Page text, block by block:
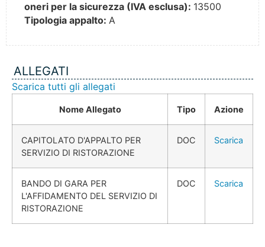
oneri per la sicurezza (IVA esclusa): 13500
Tipologia appalto: A
ALLEGATI
Scarica tutti gli allegati
Nome Allegato Tipo Azione
CAPITOLATO D'APPALTO PER
SERVIZIO DI RISTORAZIONE
DOC Scarica
BANDO DI GARA PER
L'AFFIDAMENTO DEL SERVIZIO DI
RISTORAZIONE
DOC Scarica